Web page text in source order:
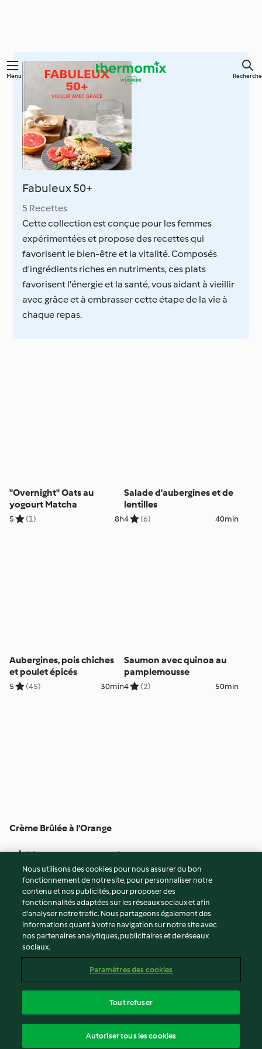
Skip
content
Menu Recherche
Fabuleux 50+
5 Recettes
Cette collection est conçue pour les femmes
expérimentées et propose des recettes qui
favorisent le bien-être et la vitalité. Composés
d'ingrédients riches en nutriments, ces plats
favorisent l'énergie et la santé, vous aidant à vieillir
avec grâce et à embrasser cette étape de la vie à
chaque repas.
"Overnight" Oats au
yogourt Matcha
5 (1) 8h
Salade d'aubergines et de
lentilles
4 (6) 40min
Aubergines, pois chiches
et poulet épicés
5 (45) 30min
Saumon avec quinoa au
pamplemousse
4 (2) 50min
Crème Brûlée à l'Orange
4 (2) 3h 15min
© Copyright 2026
Conditions d'utilisation
Politique de confidentialité
Non-responsabilité
Mentions légales
Contenu du rapport
Déclaration d'accessibilité
Nous utilisons des cookies pour nous assurer du bon
fonctionnement de notre site, pour personnaliser notre
contenu et nos publicités, pour proposer des
fonctionnalités adaptées sur les réseaux sociaux et afin
d’analyser notre trafic. Nous partageons également des
informations quant à votre navigation sur notre site avec
nos partenaires analytiques, publicitaires et de réseaux
sociaux.
Paramètres des cookies
Tout refuser
Autoriser tous les cookies